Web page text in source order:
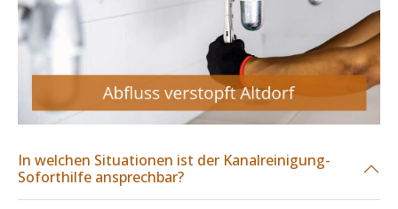
In welchen Situationen ist der Kanalreinigung-
Soforthilfe ansprechbar?